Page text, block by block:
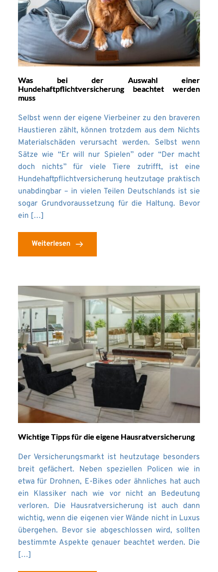
Was bei der Auswahl einer
Hundehaftpflichtversicherung beachtet werden
muss
Selbst wenn der eigene Vierbeiner zu den braveren
Haustieren zählt, können trotzdem aus dem Nichts
Materialschäden verursacht werden. Selbst wenn
Sätze wie “Er will nur Spielen” oder “Der macht
doch nichts” für viele Tiere zutrifft, ist eine
Hundehaftpflichtversicherung heutzutage praktisch
unabdingbar – in vielen Teilen Deutschlands ist sie
sogar Grundvoraussetzung für die Haltung. Bevor
ein […]
Weiterlesen
Wichtige Tipps für die eigene Hausratversicherung
Der Versicherungsmarkt ist heutzutage besonders
breit gefächert. Neben speziellen Policen wie in
etwa für Drohnen, E-Bikes oder ähnliches hat auch
ein Klassiker nach wie vor nicht an Bedeutung
verloren. Die Hausratversicherung ist auch dann
wichtig, wenn die eigenen vier Wände nicht in Luxus
übergehen. Bevor sie abgeschlossen wird, sollten
bestimmte Aspekte genauer beachtet werden. Die
[…]